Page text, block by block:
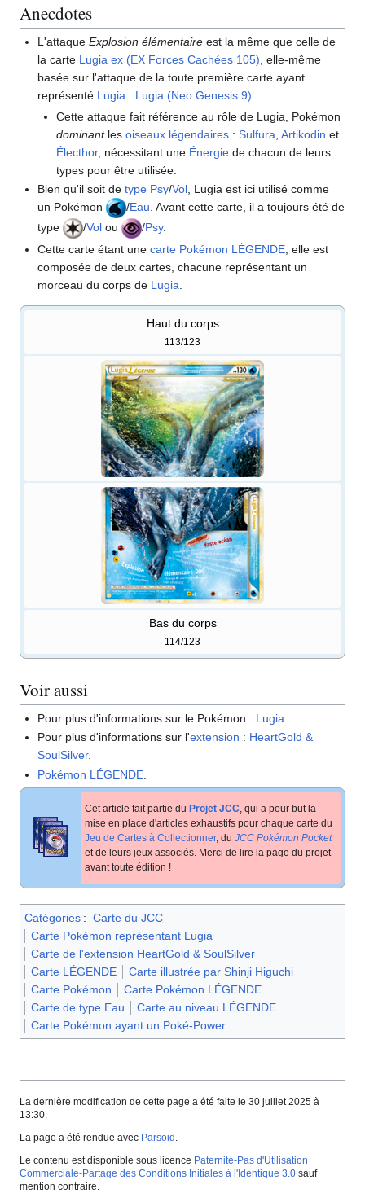
Anecdotes
L'attaqueExplosion élémentaire est la même que celle de
la carte Lugia ex (EX Forces Cachées 105) , elle-même
basée sur l'attaque de la toute première carte ayant
représenté Lugia : Lugia (Neo Genesis 9)
Cette attaque fait référence au rôle de Lugia, Pokémon
dominantles oiseaux légendaires : Sulfura Artikodin et
Électhor, nécessitant une Énergiede chacun de leurs
types pour être utilisée.
Bien qu'il soit detype Psy/Vol, Lugia est ici utilisé comme
un Pokémon
/Eau. Avant cette carte, il a toujours été de
type
/Vol ou /Psy.
Cette carte étant unecarte Pokémon LÉGENDE , elle est
composée de deux cartes, chacune représentant un
morceau du corps de Lugia
Haut du corps
113/123
Bas du corps
114/123
Voir aussi
Pour plus d'informations sur le Pokémon : Lugia
Pour plus d'informations sur l'extension : HeartGold &
SoulSilver.
Pokémon LÉGENDE
Cet article fait partie du Projet JCC , qui a pour but la
mise en place d'articles exhaustifs pour chaque carte du
Jeu de Cartes à Collectionner, du JCC Pokémon Pocket
et de leurs jeux associés. Merci de lire la page du projet
avant toute édition !
Catégories : Carte du JCC
Carte Pokémon représentant Lugia
Carte de l'extension HeartGold & SoulSilver
Carte LÉGENDE
Carte illustrée par Shinji Higuchi
Carte Pokémon
Carte Pokémon LÉGENDE
Carte de type Eau
Carte au niveau LÉGENDE
Carte Pokémon ayant un Poké-Power
La dernière modification de cette page a été faite le 30 juillet 2025 à
13:30.
La page a été rendue avec Parsoid
Le contenu est disponible sous licence Paternité-Pas d'Utilisation
Commerciale-Partage des Conditions Initiales à l'Identique 3.0 sauf
mention contraire.